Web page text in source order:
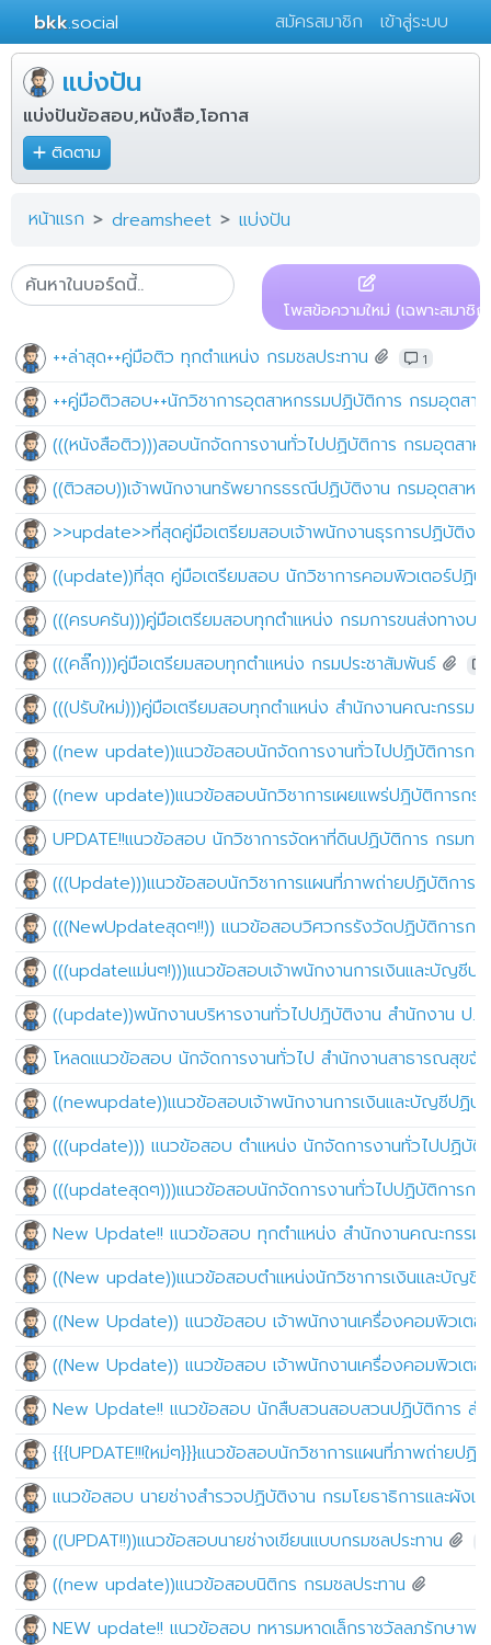
bkk.social สมัครสมาชิก เข้าสู่ระบบ
แบ่งปัน
แบ่งปันข้อสอบ,หนังสือ,โอกาส
ติดตาม
หน้าแรก dreamsheet แบ่งปัน
โพสข้อความใหม่ (เฉพาะสมาชิก)
++ล่าสุด++คู่มือติว ทุกตำแหน่ง กรมชลประทาน 1
++คู่มือติวสอบ++นักวิชาการอุตสาหกรรมปฏิบัติการ กรมอุตสาห
(((หนังสือติว)))สอบนักจัดการงานทั่วไปปฏิบัติการ กรมอุตสาหก
((ติวสอบ))เจ้าพนักงานทรัพยากรธรณีปฏิบัติงาน กรมอุตสาหก
>>update>>ที่สุดคู่มือเตรียมสอบเจ้าพนักงานธุรการปฏิบัติง
((update))ที่สุด คู่มือเตรียมสอบ นักวิชาการคอมพิวเตอร์ปฏิบั
(((ครบครัน)))คู่มือเตรียมสอบทุกตำแหน่ง กรมการขนส่งทางบก
(((คลิ๊ก)))คู่มือเตรียมสอบทุกตำแหน่ง กรมประชาสัมพันธ์
(((ปรับใหม่)))คู่มือเตรียมสอบทุกตำแหน่ง สำนักงานคณะกรรมก
((new update))แนวข้อสอบนักจัดการงานทั่วไปปฏิบัติการกร
((new update))แนวข้อสอบนักวิชาการเผยแพร่ปฎิบัติการกร
UPDATE!!แนวข้อสอบ นักวิชาการจัดหาที่ดินปฏิบัติการ กรมทา
(((Update)))แนวข้อสอบนักวิชาการแผนที่ภาพถ่ายปฏิบัติการ
(((NewUpdateสุดๆ!!)) แนวข้อสอบวิศวกรรังวัดปฏิบัติการกร
(((updateแม่นๆ!)))แนวข้อสอบเจ้าพนักงานการเงินและบัญชีป
((update))พนักงานบริหารงานทั่วไปปฎิบัติงาน สำนักงาน ป.ป
โหลดแนวข้อสอบ นักจัดการงานทั่วไป สำนักงานสาธารณสุขจั
((newupdate))แนวข้อสอบเจ้าพนักงานการเงินและบัญชีปฏิบั
(((update))) แนวข้อสอบ ตำแหน่ง นักจัดการงานทั่วไปปฏิบัติ
(((updateสุดๆ)))แนวข้อสอบนักจัดการงานทั่วไปปฏิบัติการกร
New Update!! แนวข้อสอบ ทุกตำแหน่ง สำนักงานคณะกรรม
((New update))แนวข้อสอบตำแหน่งนักวิชาการเงินและบัญชี
((New Update)) แนวข้อสอบ เจ้าพนักงานเครื่องคอมพิวเต
((New Update)) แนวข้อสอบ เจ้าพนักงานเครื่องคอมพิวเต
New Update!! แนวข้อสอบ นักสืบสวนสอบสวนปฏิบัติการ สำ
{{{UPDATE!!!ใหม่ๆ}}}แนวข้อสอบนักวิชาการแผนที่ภาพถ่ายปฏิ
แนวข้อสอบ นายช่างสำรวจปฏิบัติงาน กรมโยธาธิการและผัง
((UPDAT!!))แนวข้อสอบนายช่างเขียนแบบกรมชลประทาน
((new update))แนวข้อสอบนิติกร กรมชลประทาน
NEW update!! แนวข้อสอบ ทหารมหาดเล็กราชวัลลภรักษาพ